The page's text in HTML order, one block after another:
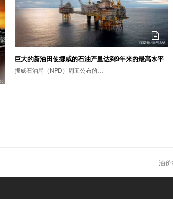
巨大的新油田使挪威的石油产量达到9年来的最高水平
挪威石油局（NPD）周五公布的…
next
油